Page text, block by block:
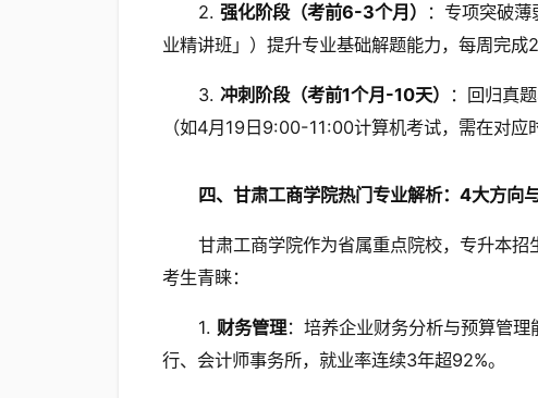
2. 强化阶段（考前6-3个月） ：专项突破
业精讲班」）提升专业基础解题能力，每周完成
3. 冲刺阶段（考前1个月-10天）
：回归真
（如4月19日9:00-11:00计算机考试，需在对应
四、甘肃工商学院热门专业解析：4大方向
甘肃工商学院作为省属重点院校，专升本
考生青睐：
1. 财务管理：培养企业财务分析与预算管
行、会计师事务所，就业率连续3年超92%。